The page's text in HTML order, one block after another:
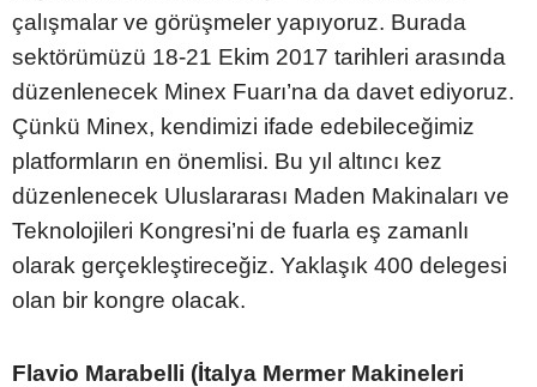
çalışmalar ve görüşmeler yapıyoruz. Burada
sektörümüzü 18-21 Ekim 2017 tarihleri arasında
düzenlenecek Minex Fuarı’na da davet ediyoruz.
Çünkü Minex, kendimizi ifade edebileceğimiz
platformların en önemlisi. Bu yıl altıncı kez
düzenlenecek Uluslararası Maden Makinaları ve
Teknolojileri Kongresi’ni de fuarla eş zamanlı
olarak gerçekleştireceğiz. Yaklaşık 400 delegesi
olan bir kongre olacak.
Flavio Marabelli (İtalya Mermer Makineleri